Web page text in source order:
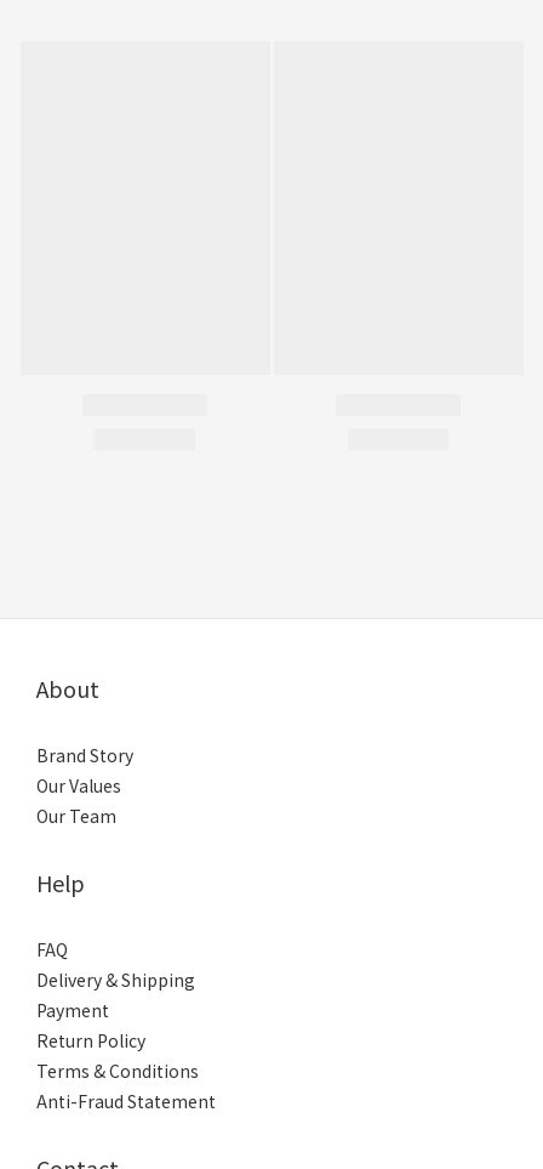
About
Brand Story
Our Values
Our Team
Help
FAQ
Delivery & Shipping
Payment
Return Policy
Terms & Conditions
Anti-Fraud Statement